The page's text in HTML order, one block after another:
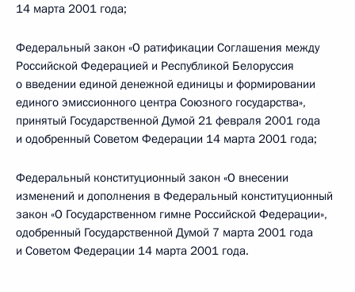
14 марта 2001 года;
Федеральный закон «О ратификации Соглашения между
Российской Федерацией и Республикой Белоруссия
о введении единой денежной единицы и формировании
единого эмиссионного центра Союзного государства»,
принятый Государственной Думой 21 февраля 2001 года
и одобренный Советом Федерации 14 марта 2001 года;
Федеральный конституционный закон «О внесении
изменений и дополнения в Федеральный конституционный
закон «О Государственном гимне Российской Федерации»,
одобренный Государственной Думой 7 марта 2001 года
и Советом Федерации 14 марта 2001 года.